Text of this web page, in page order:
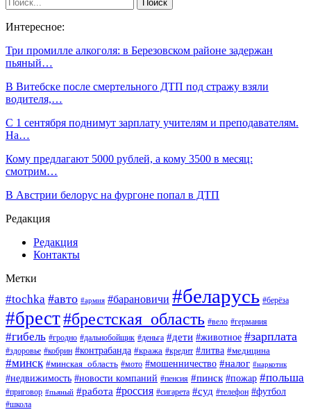
Интересное:
Три промилле алкоголя: в Березовском районе задержан
пьяный…
В Витебске после смертельного ДТП под стражу взяли
водителя,…
С 1 сентября поднимут зарплату учителям и преподавателям.
На…
Кому предлагают 5000 рублей, а кому 3500 в месяц:
смотрим…
В Австрии белорус на фургоне попал в ДТП
Редакция
Редакция
Контакты
Метки
#tochka #авто #армия #барановичи #беларусь #берёза
#брест#брестская_область #вело #германия
#гибель #гродно #дальнобойщик #деньга #дети #животное #зарплата
#здоровье #кобрин #контрабанда #кража #кредит #литва #медицина
#минск #минская_область #мото #мошенничество #налог #наркотик
#недвижимость #новости компаний #пенсия #пинск #пожар #польша
#приговор #пьяный #работа #россия #сигарета #суд #телефон #футбол
#школа